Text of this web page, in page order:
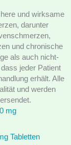
und wirksame
darunter
und chronische
als auch nicht-
jeder Patient
erhält. Alle
und werden
Tabletten